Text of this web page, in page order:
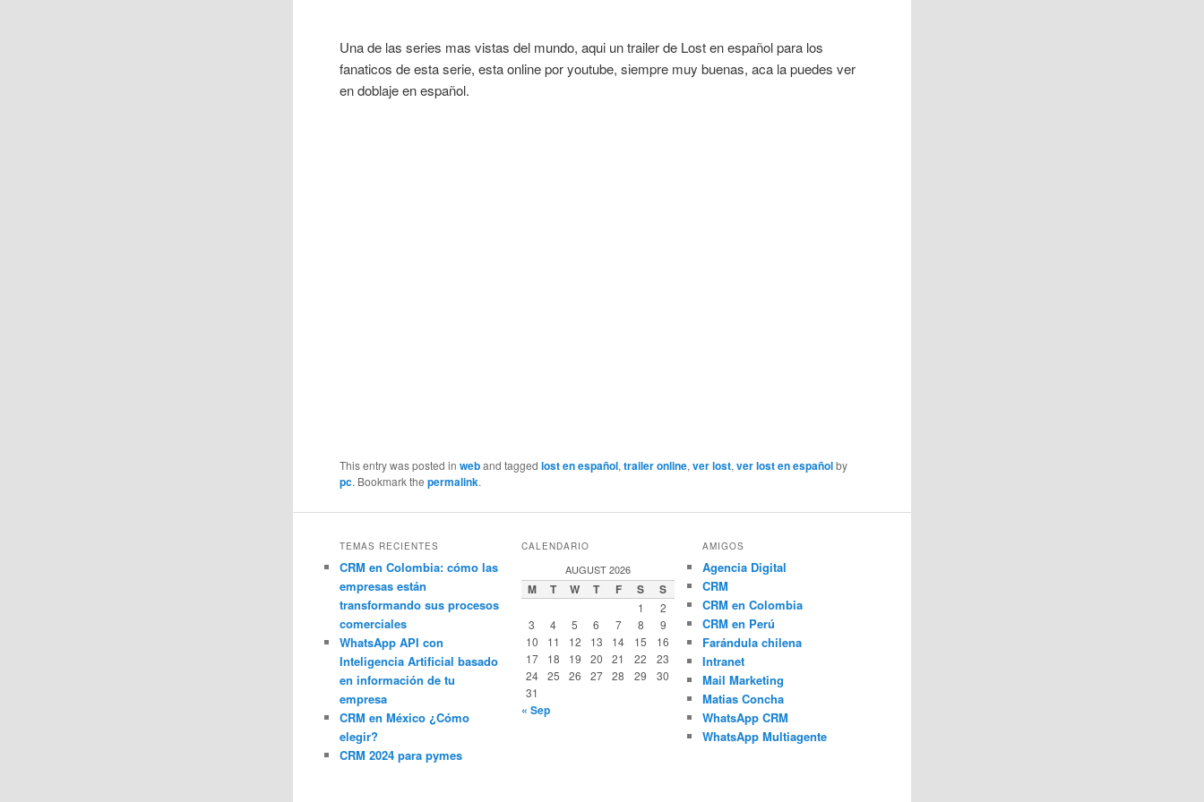
Una de las series mas vistas del mundo, aqui un trailer de Lost en español para los
fanaticos de esta serie, esta online por youtube, siempre muy buenas, aca la puedes ver
en doblaje en español.
This entry was posted inweband taggedlost en español,trailer online,ver lost,ver lost en españolby
pc. Bookmark thepermalink.
TEMAS RECIENTES
CRM en Colombia: cómo las
empresas están
transformando sus procesos
comerciales
WhatsApp API con
Inteligencia Artificial basado
en información de tu
empresa
CRM en México ¿Cómo
elegir?
CRM 2024 para pymes
CALENDARIO
AUGUST 2026
M T W T F S S
1
2
3
4 5 6 7 8
9
10
11 12 13 14 15
16
17
18 19 20 21 22
23
24
25 26 27 28 29
30
31
« Sep
AMIGOS
Agencia Digital
CRM
CRM en Colombia
CRM en Perú
Farándula chilena
Intranet
Mail Marketing
Matias Concha
WhatsApp CRM
WhatsApp Multiagente